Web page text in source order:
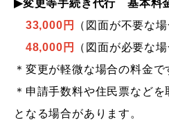
▶変更等手続き代行 基本料
33,000円
（図面が不要な場
48,000円
（図面が必要な場
＊変更が軽微な場合の料金で
＊申請手数料や住民票などを
となる場合があります。